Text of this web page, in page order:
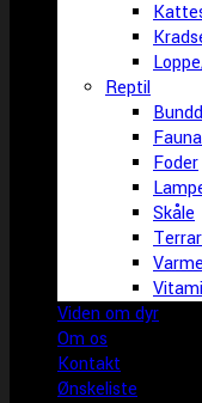
Reptil
Foder
Skåle
Viden om dyr
Om os
Kontakt
Ønskeliste